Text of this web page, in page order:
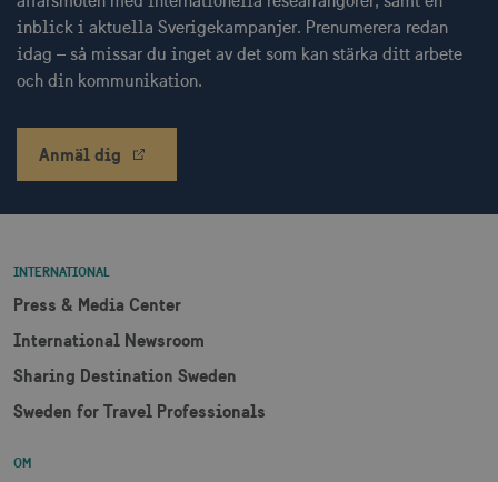
inblick i aktuella Sverigekampanjer. Prenumerera redan
idag – så missar du inget av det som kan stärka ditt arbete
och din kommunikation.
Anmäl dig
INTERNATIONAL
Press & Media Center
International Newsroom
Sharing Destination Sweden
Sweden for Travel Professionals
OM
cookies.
Namn
Leverantör / Domän
Utgång
csrftoken
CookieScriptConsent
CookieScript